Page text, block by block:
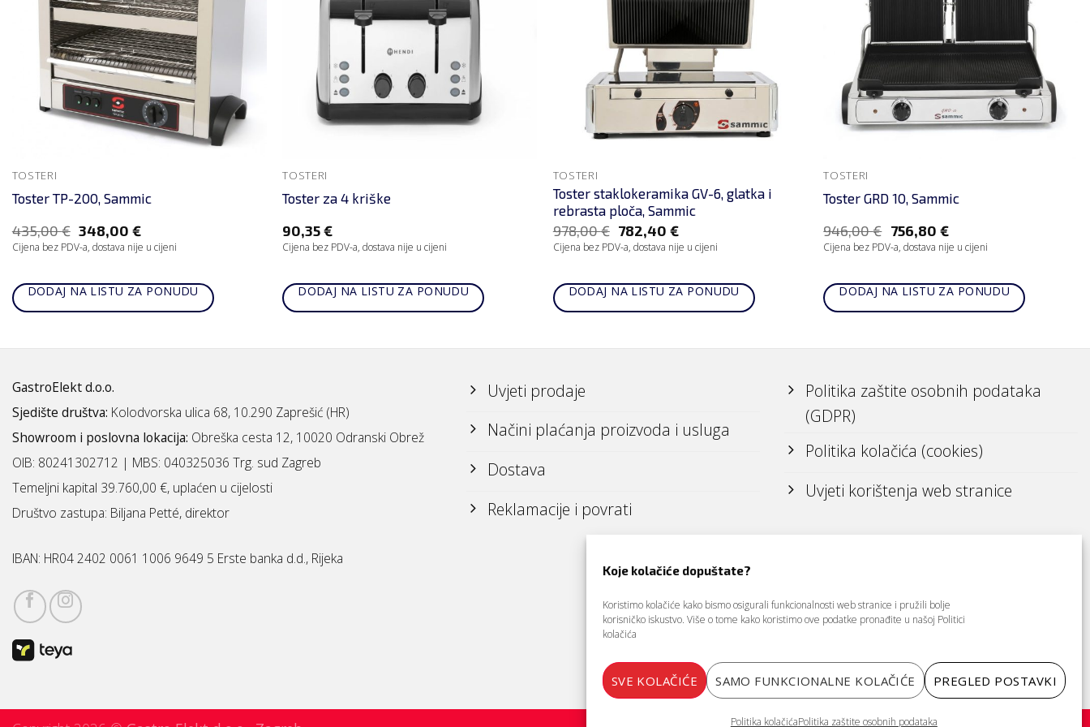
Koje kolačiće dopuštate?
Koristimo kolačiće kako bismo osigurali funkcionalnosti web stranice i pružili bolje
korisničko iskustvo. Više o tome kako koristimo ove podatke pronađite u našoj Politici
kolačića
SVE KOLAČIĆE SAMO FUNKCIONALNE KOLAČIĆE PREGLED POSTAVKI
Politika kolačićaPolitika zaštite osobnih podataka
TOSTERI
Toster TP-200, Sammic
435,00€ 348,00€
Cijena bez PDV-a, dostava nije u cijeni
DODAJ NA LISTU ZA PONUDU
TOSTERI
Toster za 4 kriške
90,35€
Cijena bez PDV-a, dostava nije u cijeni
DODAJ NA LISTU ZA PONUDU
TOSTERI
Toster staklokeramika GV-6, glatka i
rebrasta ploča, Sammic
978,00€ 782,40€
Cijena bez PDV-a, dostava nije u cijeni
DODAJ NA LISTU ZA PONUDU
TOSTERI
Toster GRD 10, Sammic
946,00€ 756,80 €
Cijena bez PDV-a, dostava nije u cijeni
DODAJ NA LISTU ZA PONUDU
GastroElekt d.o.o.
Sjedište društva: Kolodvorska ulica 68, 10.290 Zaprešić (HR)
Showroom i poslovna lokacija: Obreška cesta 12, 10020 Odranski Obrež
OIB: 80241302712 | MBS: 040325036 Trg. sud Zagreb
Temeljni kapital 39.760,00 €, uplaćen u cijelosti
Društvo zastupa: Biljana Petté, direktor
IBAN: HR04 2402 0061 1006 9649 5 Erste banka d.d., Rijeka
Uvjeti prodaje
Načini plaćanja proizvoda i usluga
Dostava
Reklamacije i povrati
Politika zaštite osobnih podataka
(GDPR)
Politika kolačića (cookies)
Uvjeti korištenja web stranice